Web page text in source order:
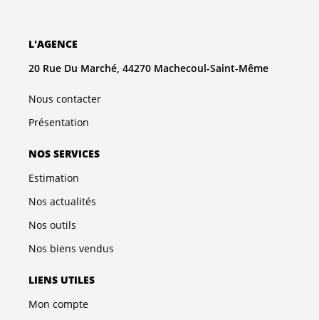
L'AGENCE
20 Rue Du Marché, 44270 Machecoul-Saint-Même
Nous contacter
Présentation
NOS SERVICES
Estimation
Nos actualités
Nos outils
Nos biens vendus
LIENS UTILES
Mon compte